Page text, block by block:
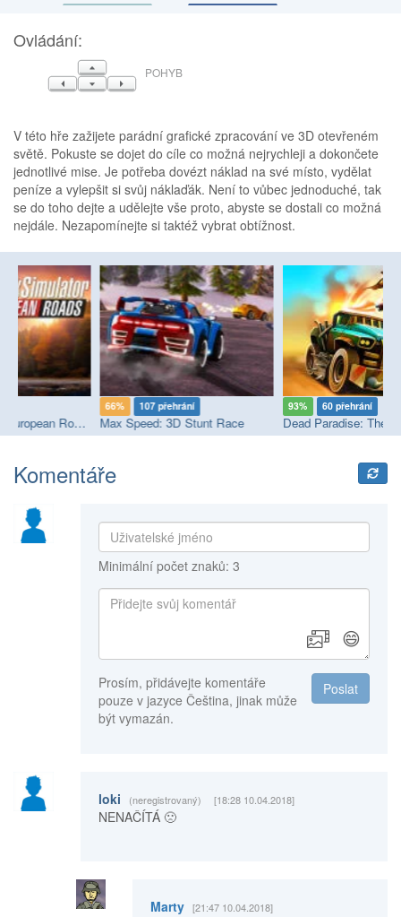
Ovládání:
NAHORU
VLEVODOLŮVPRAVO
POHYB
V této hře zažijete parádní grafické zpracování ve 3D otevřeném
světě. Pokuste se dojet do cíle co možná nejrychleji a dokončete
jednotlivé mise. Je potřeba dovézt náklad na své místo, vydělat
peníze a vylepšit si svůj náklaďák. Není to vůbec jednoduché, tak
se do toho dejte a udělejte vše proto, abyste se dostali co možná
nejdále. Nezapomínejte si taktéž vybrat obtížnost.
107 přehrání
Max Speed: 3D Stunt Race
60 přehrání
Dead Paradise: The Road Warrior
Komentáře
Minimální počet znaků: 3
😄
Poslat
Prosím, přidávejte komentáře
pouze v jazyce Čeština, jinak může
být vymazán.
loki (neregistrovaný) [18:28 10.04.2018]
NENAČÍTÁ 🙁
Marty [21:47 10.04.2018]